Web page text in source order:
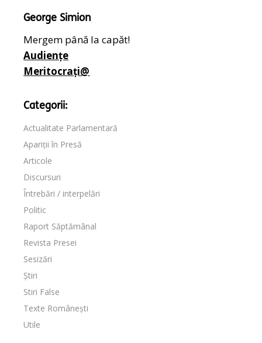
George Simion
Mergem până la capăt!
Audiențe
Meritocrați@
Categorii:
Actualitate Parlamentară
Apariții în Presă
Articole
Discursuri
Întrebări / interpelări
Politic
Raport Săptămânal
Revista Presei
Sesizări
Știri
Stiri False
Texte Românești
Utile